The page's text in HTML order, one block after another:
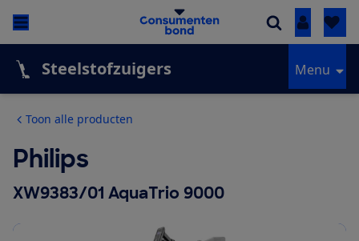
Inloggen
Steelstofzuigers Menu
Toon alle producten
Philips
XW9383/01 AquaTrio 9000